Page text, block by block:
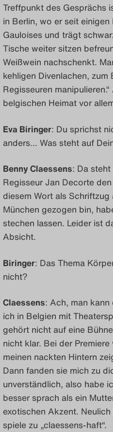
Treffpunkt des Gesprächs
in Berlin, wo er seit
Gauloises und trägt
Tische weiter sitzen
Weißwein nachschenkt.
kehligen Divenlachen,
Regisseuren
belgischen Heimat vor
Eva Biringer: Du sprichst
anders… Was steht auf
Benny Claessens: Da steht
Regisseur Jan Decorte
diesem Wort als
München gezogen bin,
stechen lassen. Leider ist
Absicht.
Biringer: Das Thema
nicht?
Claessens: Ach, man
ich in Belgien mit
gehört nicht auf eine
nicht klar. Bei der
meinen nackten Hintern
Dann fanden sie mich zu
unverständlich, also habe
besser sprach als ein
exotischen Akzent.
spiele zu „claessens-haft“.